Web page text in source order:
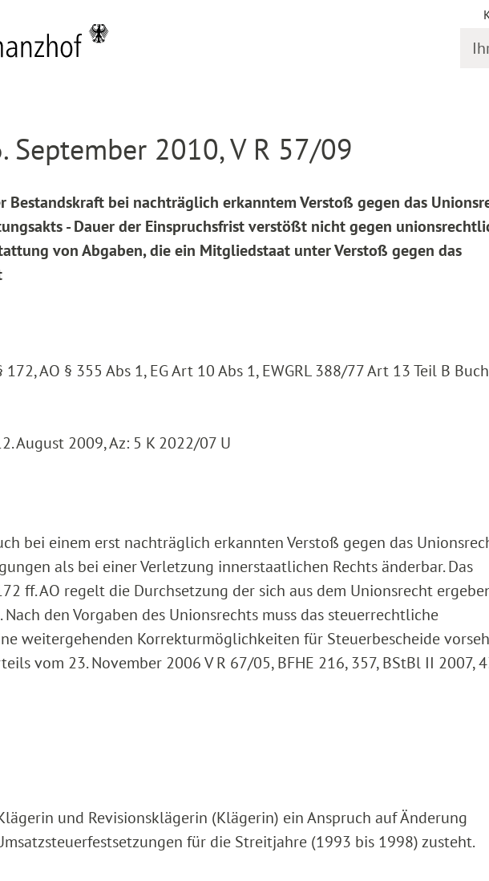
September 2010, V R 57/09
Bestandskraft bei nachträglich erkanntem Verstoß gegen das
- Dauer der Einspruchsfrist verstößt nicht gegen
von Abgaben, die ein Mitgliedstaat unter Verstoß gegen das
172, AO § 355 Abs 1, EG Art 10 Abs 1, EWGRL 388/77 Art 13 Teil B
August 2009, Az: 5 K 2022/07 U
bei einem erst nachträglich erkannten Verstoß gegen das
als bei einer Verletzung innerstaatlichen Rechts änderbar. Das
ff. AO regelt die Durchsetzung der sich aus dem Unionsrecht
den Vorgaben des Unionsrechts muss das steuerrechtliche
weitergehenden Korrekturmöglichkeiten für Steuerbescheide
vom 23. November 2006 V R 67/05, BFHE 216, 357, BStBl II
und Revisionsklägerin (Klägerin) ein Anspruch auf Änderung
für die Streitjahre (1993 bis 1998) zusteht.